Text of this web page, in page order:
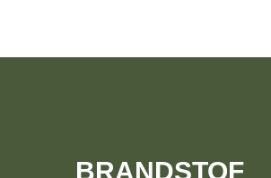
BRANDSTOF